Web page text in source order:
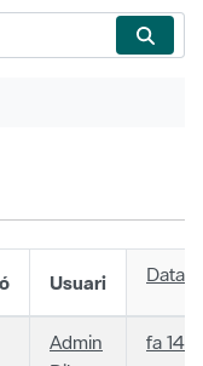
Usuari Data
Admin
fa 14